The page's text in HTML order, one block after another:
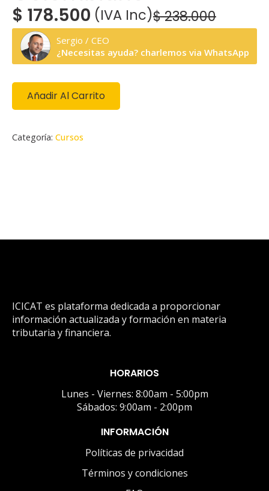
$238.000
El
precio
original
era:
$ 238.000.
$ 178.500
El
precio
actual
es:
$ 178.500.
(IVA Inc)
Sergio / CEO
¿Necesitas ayuda? charlemos via WhatsApp
Añadir Al Carrito
Categoría: Cursos
ICICAT es plataforma dedicada a proporcionar
información actualizada y formación en materia
tributaria y financiera.
HORARIOS
Lunes - Viernes: 8:00am - 5:00pm
Sábados: 9:00am - 2:00pm
INFORMACIÓN
Políticas de privacidad
Términos y condiciones